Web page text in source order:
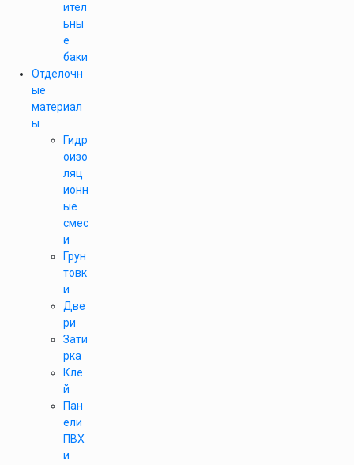
ител
ьны
е
баки
Отделочн
ые
материал
ы
Гидр
оизо
ляц
ионн
ые
смес
и
Грун
товк
и
Две
ри
Зати
рка
Кле
й
Пан
ели
ПВХ
и